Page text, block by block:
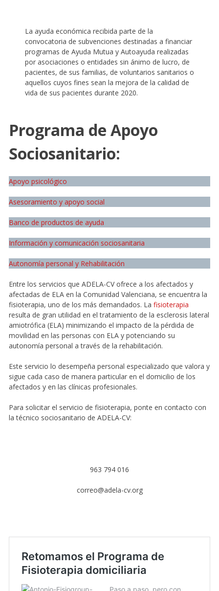
La ayuda económica recibida parte de la
convocatoria de subvenciones destinadas a financiar
programas de Ayuda Mutua y Autoayuda realizadas
por asociaciones o entidades sin ánimo de lucro, de
pacientes, de sus familias, de voluntarios sanitarios o
aquellos cuyos fines sean la mejora de la calidad de
vida de sus pacientes durante 2020.
Programa de Apoyo
Sociosanitario:
Apoyo psicológico
Asesoramiento y apoyo social
Banco de productos de ayuda
Información y comunicación sociosanitaria
Autonomía personal y Rehabilitación
Entre los servicios que ADELA-CV ofrece a los afectados y
afectadas de ELA en la Comunidad Valenciana, se encuentra la
fisioterapia, uno de los más demandados. La fisioterapia
resulta de gran utilidad en el tratamiento de la esclerosis lateral
amiotrófica (ELA) minimizando el impacto de la pérdida de
movilidad en las personas con ELA y potenciando su
autonomía personal a través de la rehabilitación.
Este servicio lo desempeña personal especializado que valora y
sigue cada caso de manera particular en el domicilio de los
afectados y en las clínicas profesionales.
Para solicitar el servicio de fisioterapia, ponte en contacto con
la técnico sociosanitario de ADELA-CV:
963 794 016
correo@adela-cv.org